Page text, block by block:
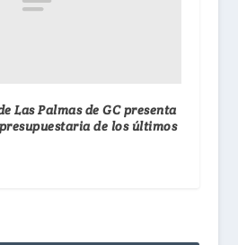
Las Palmas de GC presenta
de los últimos